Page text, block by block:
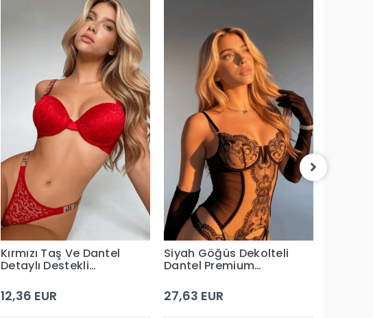
Kırmızı Taş Ve Dantel
Detaylı Destekli
12,36 EUR
Siyah Göğüs Dekolteli
Dantel Premium
Takım
27,63 EUR